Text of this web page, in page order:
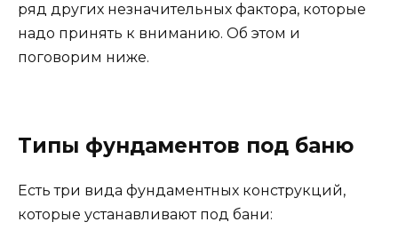
ряд других незначительных фактора, которые
надо принять к вниманию. Об этом и
поговорим ниже.
Типы фундаментов под баню
Есть три вида фундаментных конструкций,
которые устанавливают под бани: